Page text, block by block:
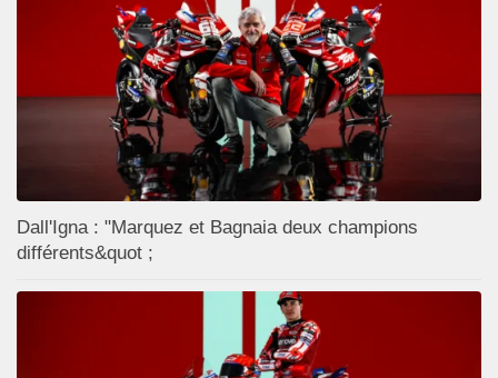
Dall'Igna : "Marquez et Bagnaia deux champions
différents&quot ;